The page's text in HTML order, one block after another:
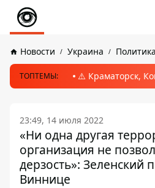
Новости Украина Политика
ТОПТЕМЫ: ⚠️ Краматорск,
23:49, 14 июля 2022
«Ни одна другая
организация не
дерзость»: Зеленский
Виннице